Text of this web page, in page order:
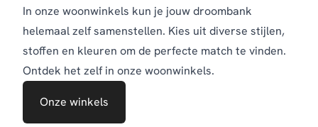
In onze woonwinkels kun je jouw droombank
helemaal zelf samenstellen. Kies uit diverse stijlen,
stoffen en kleuren om de perfecte match te vinden.
Ontdek het zelf in onze woonwinkels.
Onze winkels